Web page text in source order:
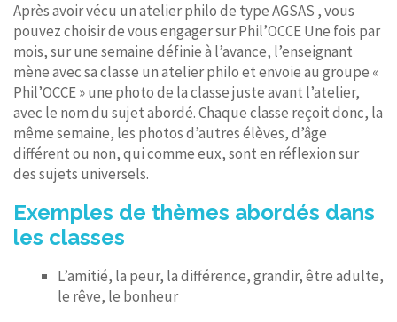
Après avoir vécu un atelier philo de type AGSAS , vous
pouvez choisir de vous engager sur Phil’OCCE Une fois par
mois, sur une semaine définie à l’avance, l’enseignant
mène avec sa classe un atelier philo et envoie au groupe «
Phil’OCCE » une photo de la classe juste avant l’atelier,
avec le nom du sujet abordé. Chaque classe reçoit donc, la
même semaine, les photos d’autres élèves, d’âge
différent ou non, qui comme eux, sont en réflexion sur
des sujets universels.
Exemples de thèmes abordés dans
les classes
L’amitié, la peur, la différence, grandir, être adulte,
le rêve, le bonheur